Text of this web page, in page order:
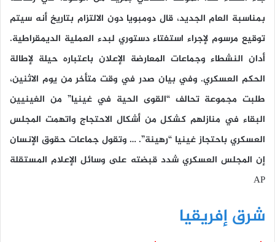
بمناسبة العام الجديد، قال دومبويا دون الالتزام بتاريخ أنه سيتم
توقيع مرسوم لإجراء استفتاء دستوري لبدء العملية الديمقراطية.
أدان النشطاء وجماعات المعارضة الإعلان باعتباره حيلة لإطالة
الحكم العسكري. وفي بيان صدر في وقت متأخر من يوم الاثنين،
طلبت مجموعة تحالف “القوى الحية في غينيا” من الغينيين
البقاء في منازلهم كشكل من أشكال الاحتجاج واتهمت المجلس
العسكري باحتجاز غينيا “رهينة”. … وتقول جماعات حقوق الإنسان
إن المجلس العسكري شدد قبضته على وسائل الإعلام المستقلة
AP
شرق إفريقيا